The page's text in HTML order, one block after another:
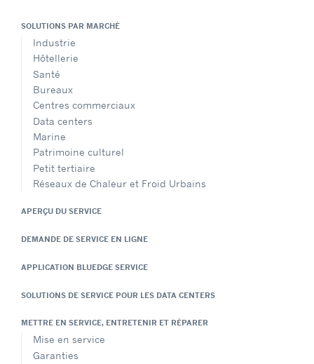
SOLUTIONS PAR MARCHÉ
Industrie
Hôtellerie
Santé
Bureaux
Centres commerciaux
Data centers
Marine
Patrimoine culturel
Petit tertiaire
Réseaux de Chaleur et Froid Urbains
APERÇU DU SERVICE
DEMANDE DE SERVICE EN LIGNE
APPLICATION BLUEDGE SERVICE
SOLUTIONS DE SERVICE POUR LES DATA CENTERS
METTRE EN SERVICE, ENTRETENIR ET RÉPARER
Mise en service
Garanties